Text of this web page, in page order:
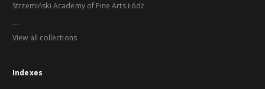
Strzemiński Academy of Fine Arts Łódź
...
View all collections
Indexes